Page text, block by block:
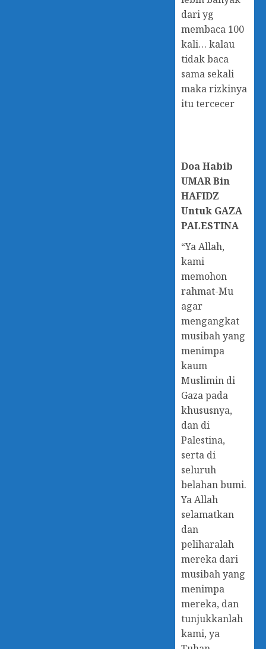
dari yg
membaca 100
kali… kalau
tidak baca
sama sekali
maka rizkinya
itu tercecer
DoaHabib
UMAR Bin
HAFIDZ
Untuk GAZA
PALESTINA
“Ya Allah,
kami
memohon
rahmat-Mu
agar
mengangkat
musibah yang
menimpa
kaum
Muslimin di
Gaza pada
khususnya,
dan di
Palestina,
serta di
seluruh
belahan bumi.
Ya Allah
selamatkan
dan
peliharalah
mereka dari
musibah yang
menimpa
mereka, dan
tunjukkanlah
kami, ya